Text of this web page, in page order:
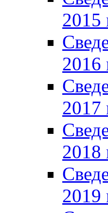
2015
2016
2017
2018
2019